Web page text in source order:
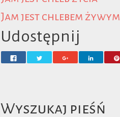
Jam jest chlebem żywym
Udostępnij
Wyszukaj pieśń